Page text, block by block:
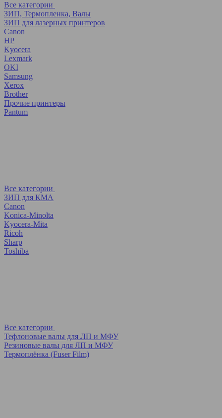
Все категории
ЗИП, Термопленка, Валы
ЗИП для лазерных принтеров
Canon
HP
Kyocera
Lexmark
OKI
Samsung
Xerox
Brother
Прочие принтеры
Pantum
Все категории
ЗИП для КМА
Canon
Konica-Minolta
Kyocera-Mita
Ricoh
Sharp
Toshiba
Все категории
Тефлоновые валы для ЛП и МФУ
Резиновые валы для ЛП и МФУ
Термоплёнка (Fuser Film)